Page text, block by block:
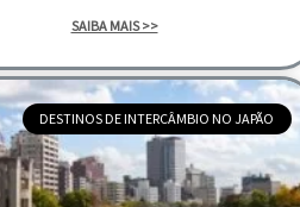
SAIBA MAIS >>
DESTINOS DE INTERCÂMBIO NO JAPÃO